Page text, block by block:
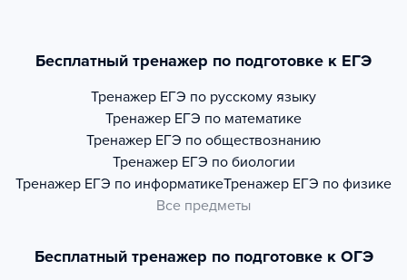
Бесплатный тренажер по подготовке к ЕГЭ
Тренажер ЕГЭ по русскому языку
Тренажер ЕГЭ по математике
Тренажер ЕГЭ по обществознанию
Тренажер ЕГЭ по биологии
Тренажер ЕГЭ по информатикеТренажер ЕГЭ по физике
Все предметы
Бесплатный тренажер по подготовке к ОГЭ